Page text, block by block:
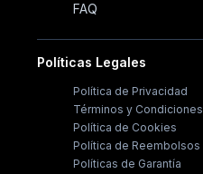
FAQ
Políticas Legales
Política de Privacidad
Términos y Condiciones
Política de Cookies
Política de Reembolsos
Políticas de Garantía